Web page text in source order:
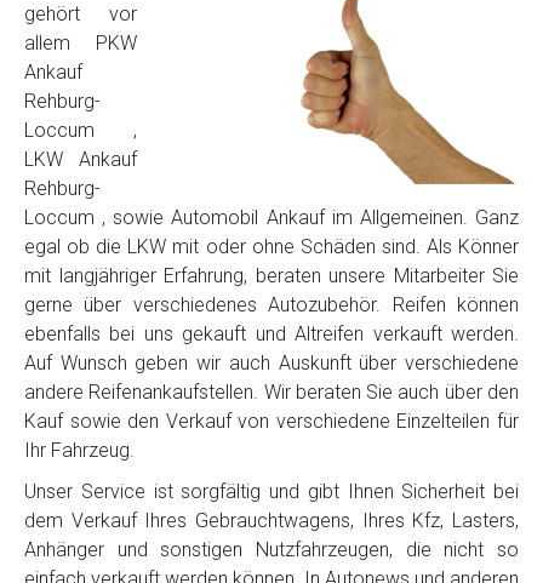
gehört vor
allem PKW
Ankauf
Rehburg-
Loccum ,
LKW Ankauf
Rehburg-
Loccum , sowie Automobil Ankauf im Allgemeinen. Ganz
egal ob die LKW mit oder ohne Schäden sind. Als Könner
mit langjähriger Erfahrung, beraten unsere Mitarbeiter Sie
gerne über verschiedenes Autozubehör. Reifen können
ebenfalls bei uns gekauft und Altreifen verkauft werden.
Auf Wunsch geben wir auch Auskunft über verschiedene
andere Reifenankaufstellen. Wir beraten Sie auch über den
Kauf sowie den Verkauf von verschiedene Einzelteilen für
Ihr Fahrzeug.
Unser Service ist sorgfältig und gibt Ihnen Sicherheit bei
dem Verkauf Ihres Gebrauchtwagens, Ihres Kfz, Lasters,
Anhänger und sonstigen Nutzfahrzeugen, die nicht so